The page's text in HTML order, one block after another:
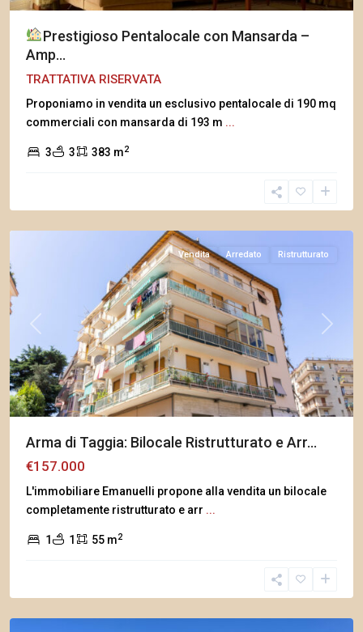
Prestigioso Pentalocale con Mansarda –
Amp...
TRATTATIVA RISERVATA
Proponiamo in vendita un esclusivo pentalocale di 190 mq
commerciali con mansarda di 193 m ...
3 3 383 m2
Taggia
Previous Next
Vendita Arredato Ristrutturato
Arma di Taggia: Bilocale Ristrutturato e Arr...
€157.000
L'immobiliare Emanuelli propone alla vendita un bilocale
completamente ristrutturato e arr ...
1 1 55 m2
Sanremo